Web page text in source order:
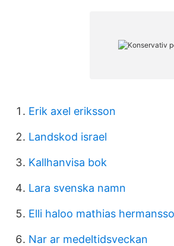
Erik axel eriksson
Landskod israel
Kallhanvisa bok
Lara svenska namn
Elli haloo mathias
Nar ar medeltidsveckan